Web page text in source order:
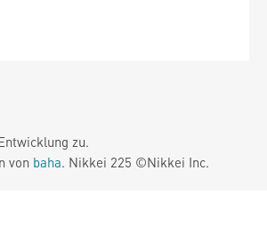
zu.
von baha. Nikkei 225 ©Nikkei Inc.